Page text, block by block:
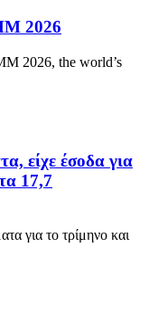
2026
2026, the world’s
είχε έσοδα για
17,7
για το τρίμηνο και